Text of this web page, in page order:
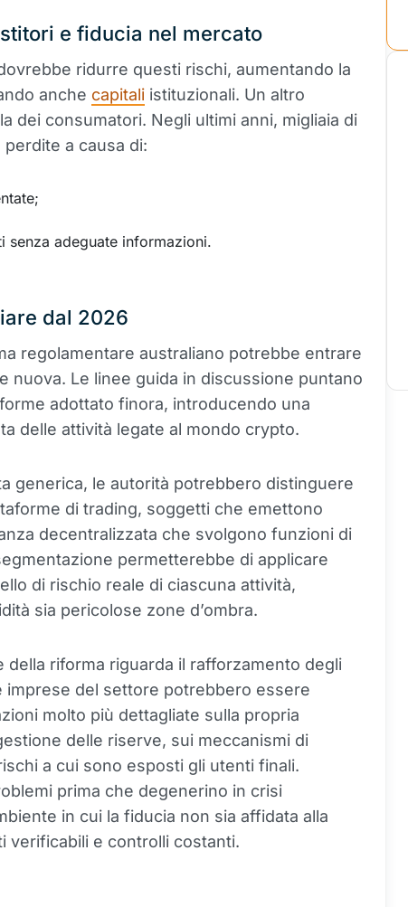
e fiducia nel mercato
ridurre questi rischi, aumentando la
anche capitali istituzionali. Un altro
dei consumatori. Negli ultimi anni, migliaia di
a causa di:
senza adeguate informazioni.
dal 2026
regolamentare australiano potrebbe entrare
nuova. Le linee guida in discussione puntano
adottato finora, introducendo una
delle attività legate al mondo crypto.
generica, le autorità potrebbero distinguere
di trading, soggetti che emettono
decentralizzata che svolgono funzioni di
permetterebbe di applicare
di rischio reale di ciascuna attività,
sia pericolose zone d’ombra.
della riforma riguarda il rafforzamento degli
imprese del settore potrebbero essere
molto più dettagliate sulla propria
delle riserve, sui meccanismi di
a cui sono esposti gli utenti finali.
prima che degenerino in crisi
in cui la fiducia non sia affidata alla
verificabili e controlli costanti.